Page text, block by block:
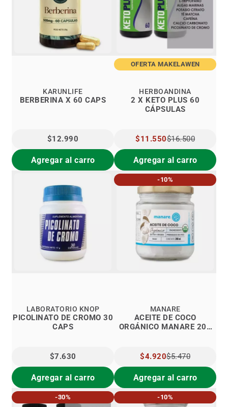
BERBERINA X 60 CAPS
KARUNLIFE
$12.990
Agregar al carro
OFERTA MAKELAWEN
2 X KETO PLUS 60
CÁPSULAS
HERBOANDINA
PRECIO
ESPECIAL
$11.550$16.500
Agregar al carro
PICOLINATO DE CROMO 30
CAPS
LABORATORIO KNOP
$7.630
Agregar al carro
-10%
ACEITE DE COCO
ORGÁNICO MANARE 200
MANARE
PRECIO
ESPECIAL
$4.920$5.470
Agregar al carro
-30% -10%